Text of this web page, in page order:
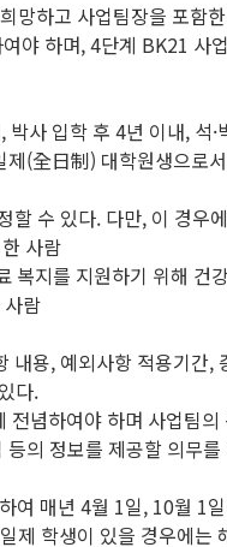
하고 사업팀장을 포함
하며, 4단계 BK21 사
입학 후 4년 이내, 석
(全日制) 대학원생으로
수 있다. 다만, 이 경우
사람
복지를 지원하기 위해 건
람
용, 예외사항 적용기간
다.
념하여야 하며 사업팀
정보를 제공할 의무
매년 4월 1일, 10월 1
학생이 있을 경우에